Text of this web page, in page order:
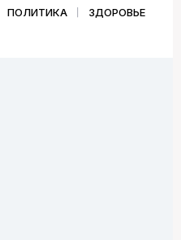
ПОЛИТИКА ЗДОРОВЬЕ